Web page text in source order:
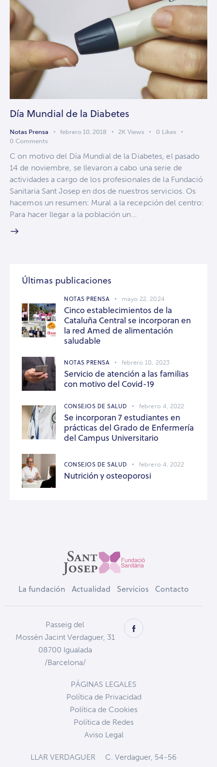
Día Mundial de la Diabetes
Notas Prensa febrero 10, 2018 2K Views 0 Likes
0 Comments
C on motivo del Día Mundial de la Diabetes, el pasado
14 de noviembre, se llevaron a cabo una serie de
actividades a cargo de los profesionales de la Fundació
Sanitaria Sant Josep en dos de nuestros servicios. Os
hacemos un resumen: Mural a la recepción del centro:
Para hacer llegar a la población un…
Últimas publicaciones
NOTAS PRENSA mayo 22, 2024
Cinco establecimientos de la
Cataluña Central se incorporan en
la red Amed de alimentación
saludable
NOTAS PRENSA febrero 10, 2023
Servicio de atención a las familias
con motivo del Covid-19
CONSEJOS DE SALUD febrero 4, 2022
Se incorporan 7 estudiantes en
prácticas del Grado de Enfermería
del Campus Universitario
CONSEJOS DE SALUD febrero 4, 2022
Nutrición y osteoporosi
La fundación Actualidad Servicios Contacto
Passeig del
Mossèn Jacint Verdaguer, 31
08700 Igualada
/Barcelona/
PÁGINAS LEGALES
Política de Privacidad
Política de Cookies
Política de Redes
Aviso Legal
LLAR VERDAGUER
C. Verdaguer, 54-56